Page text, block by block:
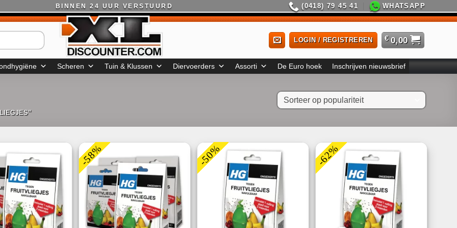
BINNEN 24 UUR VERSTUURD (0418) 79 45 41 WHATSAPP
LOGIN / REGISTREREN € 0,00
Scheren Tuin & Klussen Diervoerders Assorti De Euro hoek Inschrijven nieuwsbrief
-58% -50% -62%